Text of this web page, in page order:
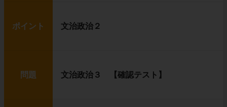
ポイント 文治政治２
問題 文治政治３ 【確認テスト】